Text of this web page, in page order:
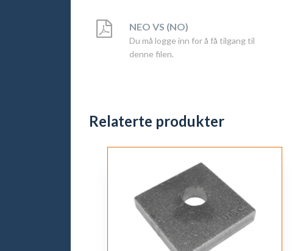
NEO VS (NO)
Du må logge inn for å få tilgang til
denne filen.
Relaterte produkter